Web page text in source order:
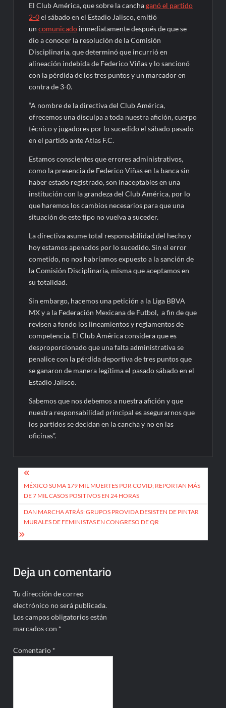
El Club América, que sobre la canchaganó el partido
2-0el sábado en el Estadio Jalisco, emitió
uncomunicado inmediatamente después de que se
dio a conocer la resolución de la Comisión
Disciplinaria, que determinó que incurrió en
alineación indebida de Federico Viñas y lo sancionó
con la pérdida de los tres puntos y un marcador en
contra de 3-0.
“A nombre de la directiva del Club América,
ofrecemos una disculpa a toda nuestra afición, cuerpo
técnico y jugadores por lo sucedido el sábado pasado
en el partido ante Atlas F.C.
Estamos conscientes que errores administrativos,
como la presencia de Federico Viñas en la banca sin
haber estado registrado, son inaceptables en una
institución con la grandeza del Club América, por lo
que haremos los cambios necesarios para que una
situación de este tipo no vuelva a suceder.
La directiva asume total responsabilidad del hecho y
hoy estamos apenados por lo sucedido. Sin el error
cometido, no nos habríamos expuesto a la sanción de
la Comisión Disciplinaria, misma que aceptamos en
su totalidad.
Sin embargo, hacemos una petición a la Liga BBVA
MX y a la Federación Mexicana de Futbol, a fin de que
revisen a fondo los lineamientos y reglamentos de
competencia. El Club América considera que es
desproporcionado que una falta administrativa se
penalice con la pérdida deportiva de tres puntos que
se ganaron de manera legítima el pasado sábado en el
Estadio Jalisco.
Sabemos que nos debemos a nuestra afición y que
nuestra responsabilidad principal es asegurarnos que
los partidos se decidan en la cancha y no en las
oficinas”.
Navegación
de
entradas
MÉXICO SUMA 179 MIL MUERTES POR COVID; REPORTAN MÁS
DE 7 MIL CASOS POSITIVOS EN 24 HORAS
DAN MARCHA ATRÁS: GRUPOS PROVIDA DESISTEN DE PINTAR
MURALES DE FEMINISTAS EN CONGRESO DE QR
Deja un comentario
Tu dirección de correo
electrónico no será publicada.
Los campos obligatorios están
marcados con *
Comentario *